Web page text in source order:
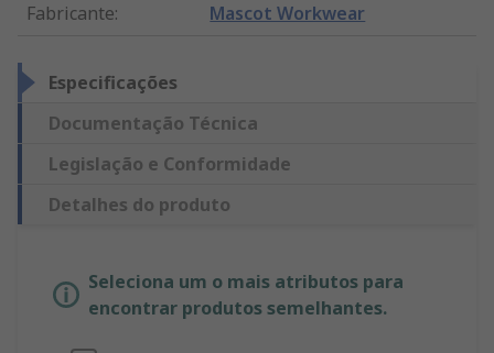
Fabricante: Mascot Workwear
Especificações
Documentação Técnica
Legislação e Conformidade
Detalhes do produto
Seleciona um o mais atributos para
encontrar produtos semelhantes.